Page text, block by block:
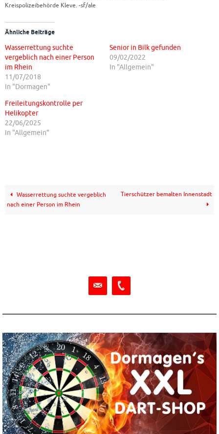
Kreispolizeibehörde Kleve. -sf/ale
Ähnliche Beiträge
Wasserrettung suchte
vergeblich nach einer Person
im Rhein
11/07/2018
In "Dormagen"
Senior in Bilk gefunden
09/02/2022
In "Allgemein"
Freileitungskontrolle per
Helikopter
22/06/2025
In "Allgemein"
Wasserrettung suchte vergeblich
nach einer Person im Rhein
Tierschützer bemalten Innenstadt